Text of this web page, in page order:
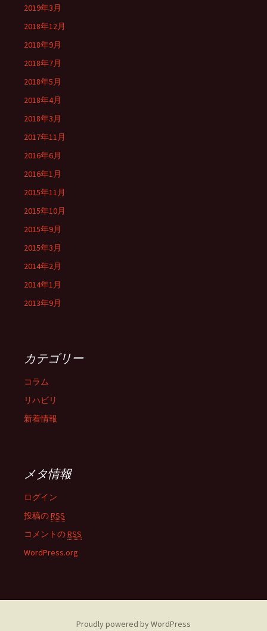
2019年3月
2018年12月
2018年9月
2018年7月
2018年5月
2018年4月
2018年3月
2017年11月
2016年6月
2016年1月
2015年11月
2015年10月
2015年9月
2015年3月
2014年2月
2014年1月
2013年9月
カテゴリー
コラム
リハビリ
新着情報
メタ情報
ログイン
投稿のRSS
コメントのRSS
WordPress.org
Proudly powered by WordPress